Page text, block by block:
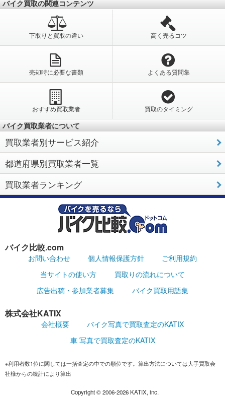
バイク買取の関連コンテンツ
下取りと買取の違い 高く売るコツ
売却時に必要な書類 よくある質問集
おすすめ買取業者 買取のタイミング
バイク買取業者について
買取業者別サービス紹介
都道府県別買取業者一覧
買取業者ランキング
バイク比較.com
お問い合わせ 個人情報保護方針
ご利用規約
当サイトの使い方
買取りの流れについて
広告出稿・参加業者募集
バイク買取用語集
株式会社KATIX
会社概要
バイク写真で買取査定のKATIX
車 写真で買取査定のKATIX
※利用者数1位に関しては一括査定の中での順位です。算出方法については大手買取会
社様からの統計により算出
Copyright ©2006-2026KATIX, inc.